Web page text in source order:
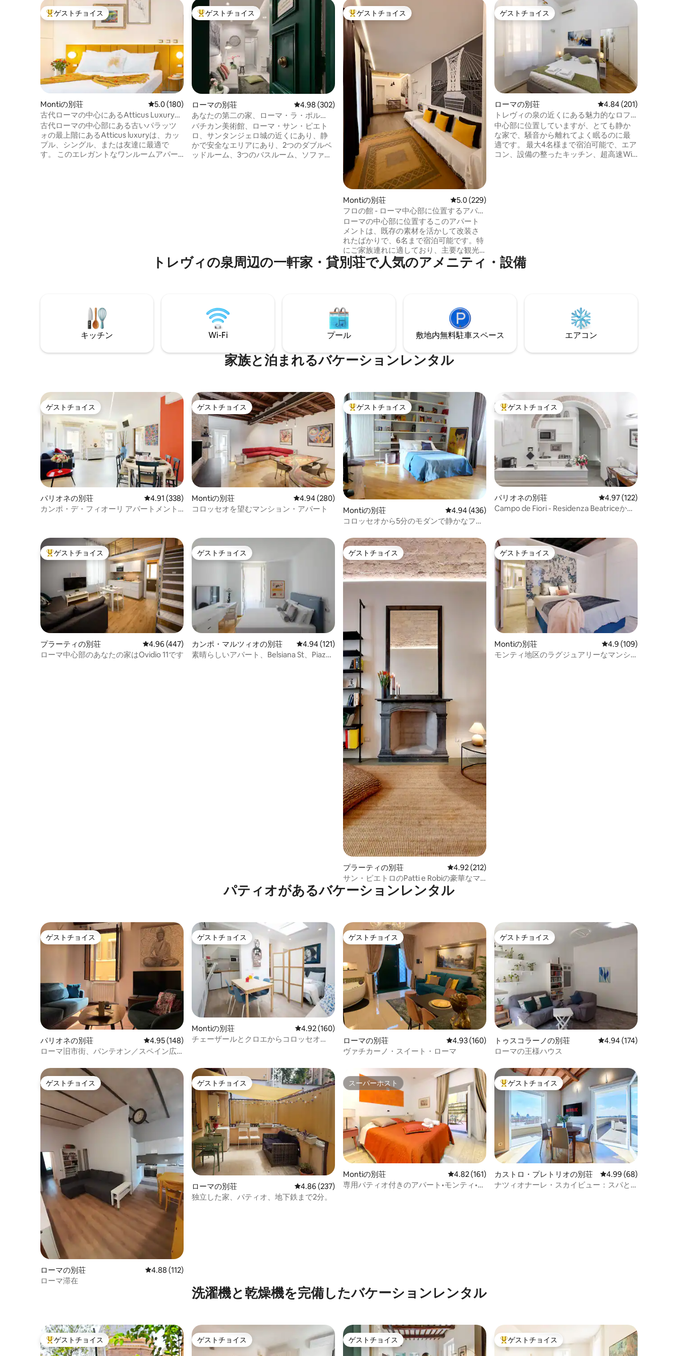
大好評のゲストチョイスです。
ゲストチョイス
Montiの別荘 レビュー180件、5つ星中5.0つ星の平均評価
5.0 (180)
古代ローマの中心にあるAtticus Luxury
Studio
古代ローマの中心部にある古いパラッツ
ォの最上階にあるAtticus luxuryは、カッ
プル、シングル、または友達に最適で
す。 このエレガントなワンルームアパー
大好評のゲストチョイスです。
ゲストチョイス
ローマの別荘 レビュー302件、5つ星中4.98つ星の平均評価
4.98 (302)
あなたの第二の家、ローマ・ラ・ポル
タ・スル・バチカーノ、ローマ
バチカン美術館、ローマ・サン・ピエト
ロ、サンタンジェロ城の近くにあり、静
かで安全なエリアにあり、2つのダブルベ
ッドルーム、3つのバスルーム、ソファベ
大好評のゲストチョイスです。
ゲストチョイス
Montiの別荘 レビュー229件、5つ星中5.0つ星の平均評価
5.0 (229)
フロの館 - ローマ中心部に位置するアパー
トメント
ローマの中心部に位置するこのアパート
メントは、既存の素材を活かして改装さ
れたばかりで、6名まで宿泊可能です。特
にご家族連れに適しており、主要な観光
スポットまで徒歩数分です。また、地下
鉄やバスなどの公共交通機関も便利で
ローの邸宅は、寝室3室、リビングルー
ム、ダイニングルーム、広々としたキッ
チン、2バスルームで構成されています。
キッチンは、宿泊客の方々が集まる場と
しても設計されています。
ゲストチョイス
ゲストチョイス
ローマの別荘 レビュー201件、5つ
4.84 (201)
トレヴィの泉の近くにある魅力的なロフ
ト
中心部に位置していますが、とても静か
な家で、騒音から離れてよく眠るのに最
適です。 最大4名様まで宿泊可能で、エア
コン、設備の整ったキッチン、超高速Wi-
トレヴィの泉周辺の一⁠軒⁠家⁠・貸⁠別⁠荘で人⁠気⁠のア⁠メ⁠ニ⁠テ⁠ィ⁠・設⁠備
キッチン Wi-Fi プール 敷地内無料駐⁠車ス⁠ペ⁠ー⁠ス エアコン
家族と泊まれるバケーションレンタル
ゲストチョイス
ゲストチョイス
パリオネの別荘 レビュー338件、5つ星中4.91つ星の平均評価
4.91 (338)
カンポ・デ・フィオーリ アパートメント -
ゲストチョイス
ゲストチョイス
Montiの別荘 レビュー280件、5つ星中4.94つ星の平均評価
4.94 (280)
コロッセオを望むマンション・アパート
大好評のゲストチョイスです。
ゲストチョイス
Montiの別荘 レビュー436件、5つ星中4.94つ星の平均評価
4.94 (436)
コロッセオから5分のモダンで静かなフラ
大好評のゲストチョイスです。
ゲストチョイス
パリオネの別荘 レビュー122件、5つ
4.97 (122)
Campo de Fiori - Residenza Beatriceから
大好評のゲストチョイスです。
ゲストチョイス
プラーティの別荘 レビュー447件、5つ星中4.96つ星の平均評価
4.96 (447)
ローマ中心部のあなたの家はOvidio 11です
ゲストチョイス
ゲストチョイス
カンポ・マルツィオの別荘 レビュー121件、5つ星中4.94つ星の平均評価
4.94 (121)
素晴らしいアパート、Belsiana St、Piazza
ゲストチョイス
ゲストチョイス
プラーティの別荘 レビュー212件、5つ星中4.92つ星の平均評価
4.92 (212)
サン・ピエトロのPatti e Robiの豪華なマ
ンション・アパート
ゲストチョイス
ゲストチョイス
Montiの別荘 レビュー109件、5つ
4.9 (109)
モンティ地区のラグジュアリーなマンシ
パティオがあるバケーションレンタル
ゲストチョイス
ゲストチョイス
パリオネの別荘 レビュー148件、5つ星中4.95つ星の平均評価
4.95 (148)
ローマ旧市街、パンテオン／スペイン広
ゲストチョイス
ゲストチョイス
Montiの別荘 レビュー160件、5つ星中4.92つ星の平均評価
4.92 (160)
チェーザールとクロエからコロッセオ
ゲストチョイス
ゲストチョイス
ローマの別荘 レビュー160件、5つ星中4.93つ星の平均評価
4.93 (160)
ヴァチカーノ・スイート・ローマ
ゲストチョイス
ゲストチョイス
トゥスコラーノの別荘 レビュー174件、5つ
4.94 (174)
ローマの王様ハウス
ゲストチョイス
ゲストチョイス
ローマの別荘 レビュー112件、5つ星中4.88つ星の平均評価
4.88 (112)
ローマ滞在
ゲストチョイス
ゲストチョイス
ローマの別荘 レビュー237件、5つ星中4.86つ星の平均評価
4.86 (237)
独立した家、パティオ、地下鉄まで2分。
スーパーホスト
スーパーホスト
Montiの別荘 レビュー161件、5つ星中4.82つ星の平均評価
4.82 (161)
専用パティオ付きのアパート•モンティ•コ
大好評のゲストチョイスです。
ゲストチョイス
カストロ・プレトリオの別荘 レビュー68件、5つ星
4.99 (68)
ナツィオナーレ・スカイビュー：スパと
洗濯機と乾燥機を完備したバケーションレンタル
大好評のゲストチョイスです。
ゲストチョイス ゲストチョイス
ゲストチョイス ゲストチョイス
ゲストチョイス 大好評のゲストチョイスです。
ゲストチョイス